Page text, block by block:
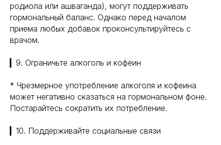
родиола или ашваганда), могут поддерживать
гормональный баланс. Однако перед началом
приема любых добавок проконсультируйтесь с
врачом.
▎9. Ограничьте алкоголь и кофеин
* Чрезмерное употребление алкоголя и кофеина
может негативно сказаться на гормональном фоне.
Постарайтесь сократить их потребление.
▎10. Поддерживайте социальные связи